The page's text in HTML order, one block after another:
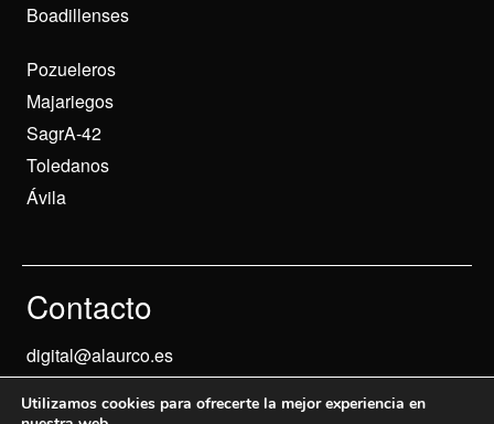
Boadillenses
Pozueleros
Majariegos
SagrA-42
Toledanos
Ávila
Contacto
digital@alaurco.es
Utilizamos cookies para ofrecerte la mejor experiencia en